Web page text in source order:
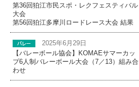
第36回狛江市民スポ・レクフェスティバル
大会
第56回狛江多摩川ロードレース大会 結果
2025年6月29日
【バレーボール協会】KOMAEサマーカッ
プ6人制バレーボール大会（7／13）組み合
わせ